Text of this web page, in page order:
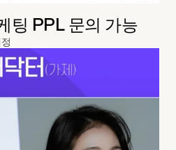
팅 PPL 문의 가능